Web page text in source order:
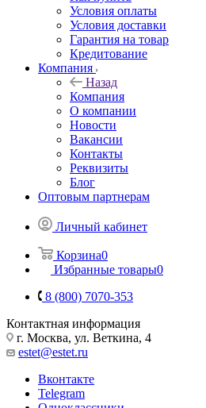
Условия оплаты
Условия доставки
Гарантия на товар
Кредитование
Компания
Назад
Компания
О компании
Новости
Вакансии
Контакты
Реквизиты
Блог
Оптовым партнерам
Личный кабинет
Корзина0
Избранные товары0
8 (800) 7070-353
Контактная информация
г. Москва, ул. Веткина, 4
estet@estet.ru
Вконтакте
Telegram